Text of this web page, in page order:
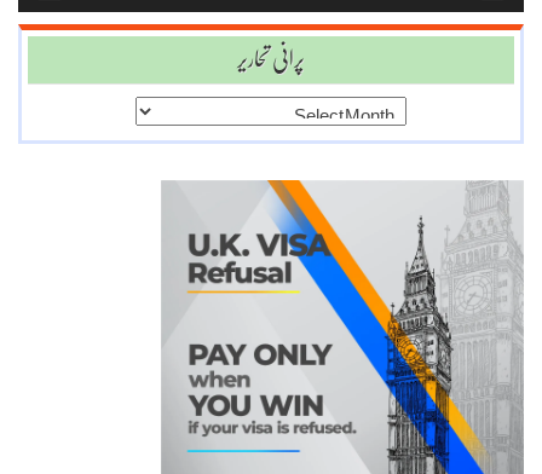
پرانی تحاریر